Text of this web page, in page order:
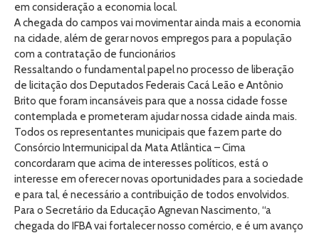
em consideração a economia local.
A chegada do campos vai movimentar ainda mais a economia
na cidade, além de gerar novos empregos para a população
com a contratação de funcionários
Ressaltando o fundamental papel no processo de liberação
de licitação dos Deputados Federais Cacá Leão e Antônio
Brito que foram incansáveis para que a nossa cidade fosse
contemplada e prometeram ajudar nossa cidade ainda mais.
Todos os representantes municipais que fazem parte do
Consórcio Intermunicipal da Mata Atlântica – Cima
concordaram que acima de interesses políticos, está o
interesse em oferecer novas oportunidades para a sociedade
e para tal, é necessário a contribuição de todos envolvidos.
Para o Secretário da Educação Agnevan Nascimento, “a
chegada do IFBA vai fortalecer nosso comércio, e é um avanço